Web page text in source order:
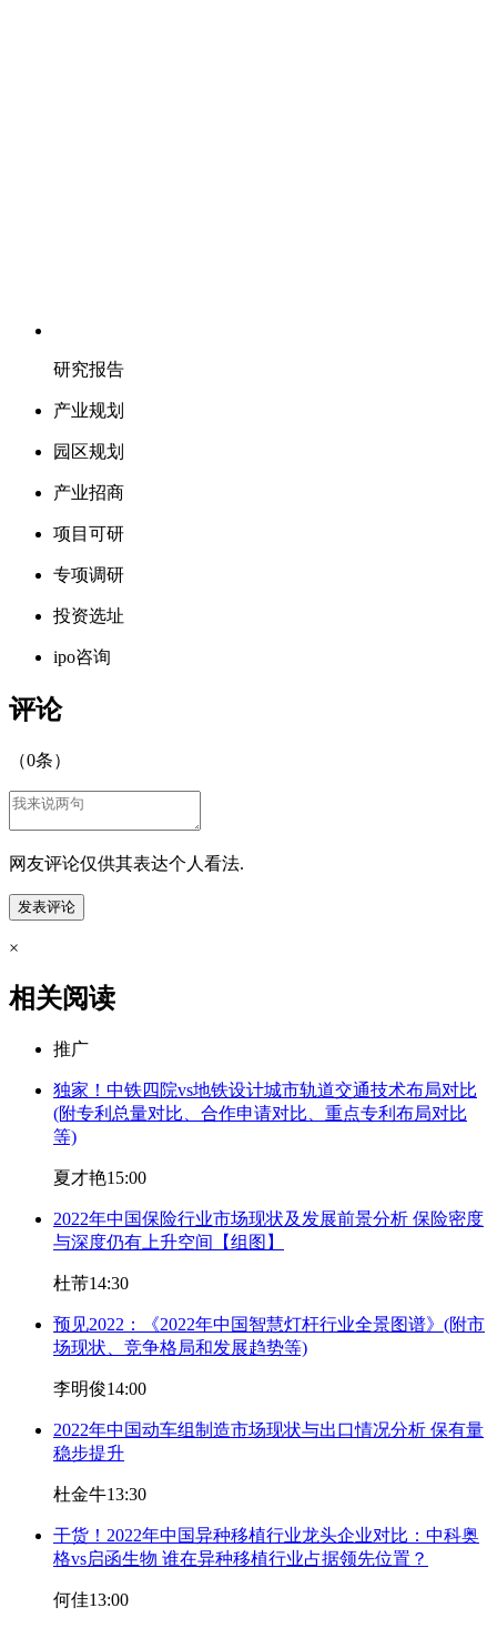
研究报告
产业规划
园区规划
产业招商
项目可研
专项调研
投资选址
ipo咨询
评论
（0条）
网友评论仅供其表达个人看法.
×
相关阅读
推广
独家！中铁四院vs地铁设计城市轨道交通技术布局对比
(附专利总量对比、合作申请对比、重点专利布局对比
等)
夏才艳15:00
2022年中国保险行业市场现状及发展前景分析 保险密度
与深度仍有上升空间【组图】
杜芾14:30
预见2022：《2022年中国智慧灯杆行业全景图谱》(附市
场现状、竞争格局和发展趋势等)
李明俊14:00
2022年中国动车组制造市场现状与出口情况分析 保有量
稳步提升
杜金牛13:30
干货！2022年中国异种移植行业龙头企业对比：中科奥
格vs启函生物 谁在异种移植行业占据领先位置？
何佳13:00